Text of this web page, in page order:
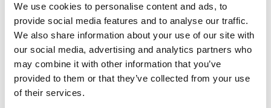
We use cookies to personalise content and ads, to
provide social media features and to analyse our traffic.
We also share information about your use of our site with
our social media, advertising and analytics partners who
may combine it with other information that you’ve
provided to them or that they’ve collected from your use
of their services.
nicht aus uns selbst heraus: „Die Worte, die ich zu
euch sage, habe ich nicht aus mir selbst. Der Vater,
der in mir bleibt, vollbringt seine Werke“ (Joh
14,10). Und wer von uns hätte sich die Dinge
ausdenken oder vorstellen können, die wir sagen –
die Dinge, die wir, wenn auch vielleicht nur flüchtig